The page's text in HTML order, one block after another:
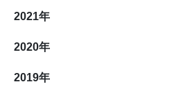
2021年
2020年
2019年